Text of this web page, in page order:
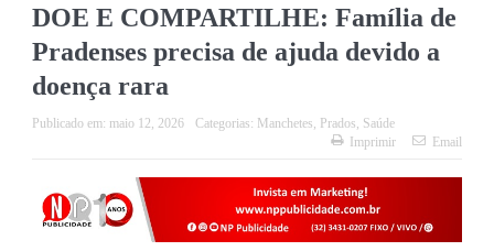
DOE E COMPARTILHE: Família de
Pradenses precisa de ajuda devido a
doença rara
Publicado em: maio 12, 2026 Categorias: Manchetes, Prados, Saúde
Imprimir
Email